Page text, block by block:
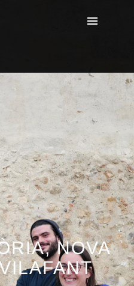
NOVA